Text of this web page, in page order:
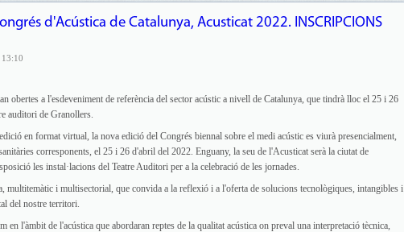
d'Acústica de Catalunya, Acusticat 2022. INSCRIPCIONS
obertes a l'esdeveniment de referència del sector acústic a nivell de Catalunya, que tindrà lloc el 25 i 26
auditori de Granollers.
en format virtual, la nova edició del Congrés biennal sobre el medi acústic es viurà presencialment,
corresponents, el 25 i 26 d'abril del 2022. Enguany, la seu de l'Acusticat serà la ciutat de
les instal·lacions del Teatre Auditori per a la celebració de les jornades.
multitemàtic i multisectorial, que convida a la reflexió i a l'oferta de solucions tecnològiques, intangibles i
del nostre territori.
en l'àmbit de l'acústica que abordaran reptes de la qualitat acústica on preval una interpretació tècnica,